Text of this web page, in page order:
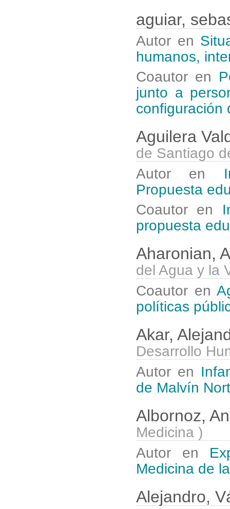
aguiar,
Autor en
humanos,
Coautor en
junto a
configuración
Aguilera
de Santiago
Autor en
Propuesta
Coautor en
propuesta
Aharonian,
del Agua y la
Coautor en
políticas
Akar,
Desarrollo
Autor en
de Malvín
Albornoz,
Medicina )
Autor en
Medicina de
Alejandro,